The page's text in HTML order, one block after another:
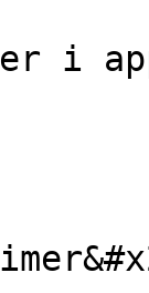
i